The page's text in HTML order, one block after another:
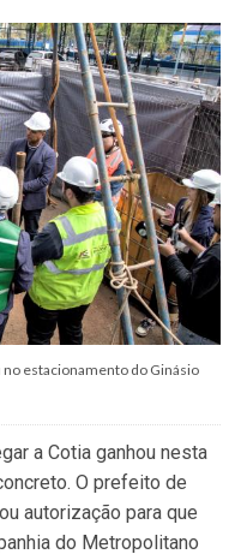
estacionamento do Ginásio
a Cotia ganhou nesta
O prefeito de
autorização para que
do Metropolitano